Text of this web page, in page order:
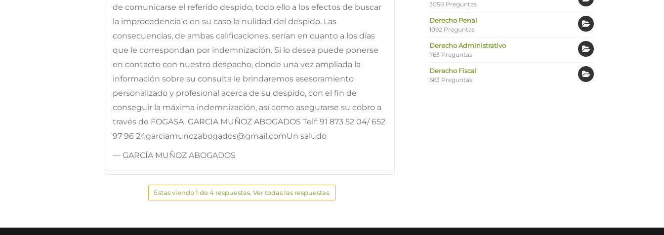
de comunicarse el referido despido, todo ello a los efectos de buscar
la improcedencia o en su caso la nulidad del despido. Las
consecuencias, de ambas calificaciones, serían en cuanto a los días
que le correspondan por indemnización. Si lo desea puede ponerse
en contacto con nuestro despacho, donde una vez ampliada la
información sobre su consulta le brindaremos asesoramiento
personalizado y profesional acerca de su despido, con el fin de
conseguir la máxima indemnización, así como asegurarse su cobro a
través de FOGASA. GARCIA MUÑOZ ABOGADOS Telf: 91 873 52 04/ 652
97 96 24garciamunozabogados@gmail.comUn saludo
— GARCÍA MUÑOZ ABOGADOS
Estas viendo 1 de 4 respuestas. Ver todas las respuestas.
3050 Preguntas
Derecho Penal
1092 Preguntas
Derecho Administrativo
763 Preguntas
Derecho Fiscal
663 Preguntas